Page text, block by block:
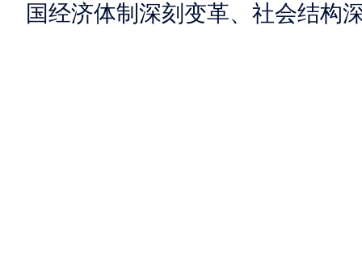
国经济体制深刻变革、社会结构